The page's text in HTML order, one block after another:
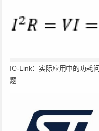
IO-Link：实际应用中的功耗问
题